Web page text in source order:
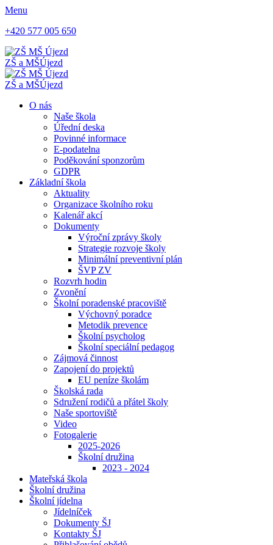
Menu
+420 577 005 650
ZŠ a MŠÚjezd
ZŠ a MŠÚjezd
O nás
Naše škola
Úřední deska
Povinné informace
E-podatelna
Poděkování sponzorům
GDPR
Základní škola
Aktuality
Organizace školního roku
Kalenář akcí
Dokumenty
Výroční zprávy školy
Strategie rozvoje školy
Minimální preventivní plán
ŠVP ZV
Rozvrh hodin
Zvonění
Školní poradenské pracoviště
Výchovný poradce
Metodik prevence
Školní psycholog
Školní speciální pedagog
Zájmová činnost
Zapojení do projektů
EU peníze školám
Školská rada
Sdružení rodičů a přátel školy
Naše sportoviště
Video
Fotogalerie
2025-2026
Školní družina
2023 - 2024
Mateřská škola
Školní družina
Školní jídelna
Jídelníček
Dokumenty ŠJ
Kontakty ŠJ